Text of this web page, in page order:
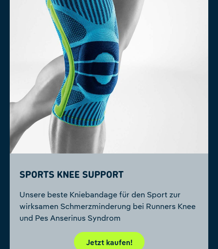
Sports Knee Support
Unsere beste Kniebandage für den Sport zur
wirksamen Schmerzminderung bei Runners Knee
und Pes Anserinus Syndrom
Jetzt kaufen!